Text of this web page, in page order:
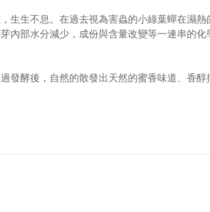
生生不息。在過去視為害蟲的小綠葉蟬在濕
內部水分減少，成份與含量改變等一連串的
發酵後，自然的散發出天然的蜜香味道、香